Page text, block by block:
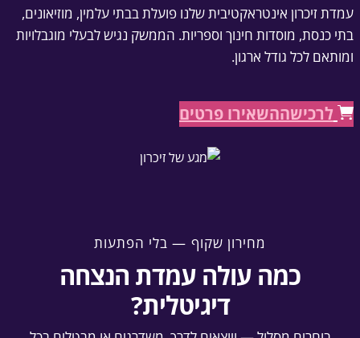
עמדת זיכרון אינטראקטיבית שלנו פועלת בבתי עלמין, מוזיאונים,
בתי כנסת, מוסדות חינוך וספריות. הממשק נגיש לבעלי מוגבלויות
ומותאם לכל גודל ארגון.
לרכישההשאירו פרטים
מחירון שקוף — בלי הפתעות
כמה עולה עמדת הנצחה
דיגיטלית?